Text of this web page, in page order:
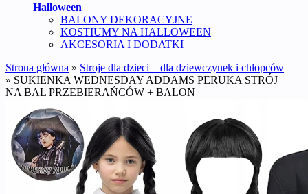
Halloween
BALONY DEKORACYJNE
KOSTIUMY NA HALLOWEEN
AKCESORIA I DODATKI
Strona główna » Stroje dla dzieci – dla dziewczynek i chłopców
» SUKIENKA WEDNESDAY ADDAMS PERUKA STRÓJ
NA BAL PRZEBIERAŃCÓW + BALON